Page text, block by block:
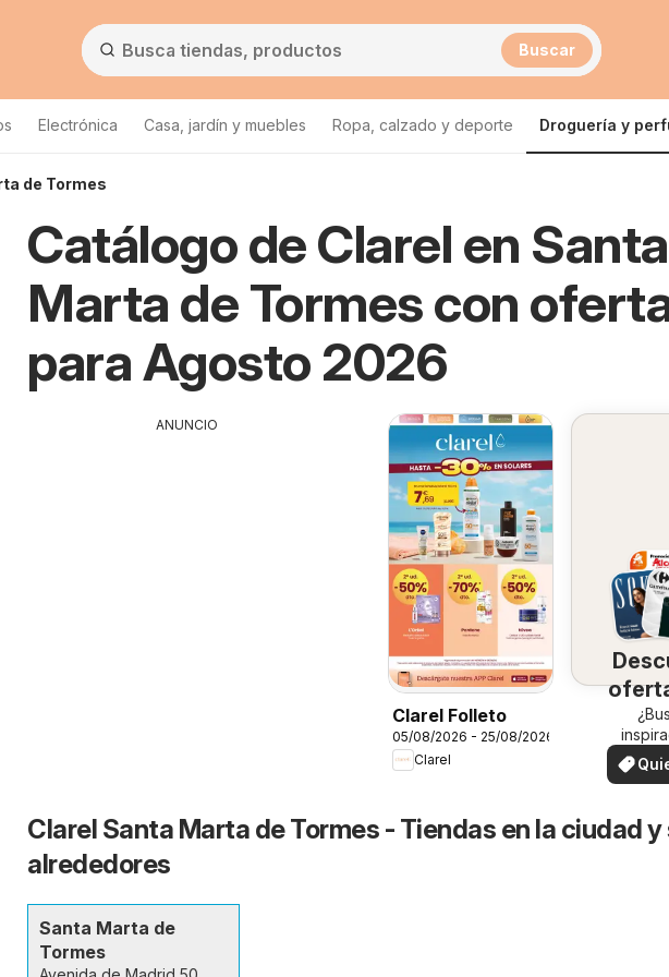
Buscar
Electrónica Casa, jardín y muebles Ropa, calzado y deporte Droguería y
de Tormes
Catálogo de Clarel en Santa
Marta de Tormes con
para Agosto 2026
ANUNCIO
Clarel Folleto
05/08/2026 - 25/08/2026
Clarel
su
¡Vea
en su
ver
Clarel Santa Marta de Tormes - Tiendas en la ciudad y
alrededores
Santa Marta de
Tormes